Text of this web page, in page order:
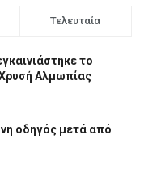
Τελευταία
το
Αλμωπίας
οδηγός μετά από